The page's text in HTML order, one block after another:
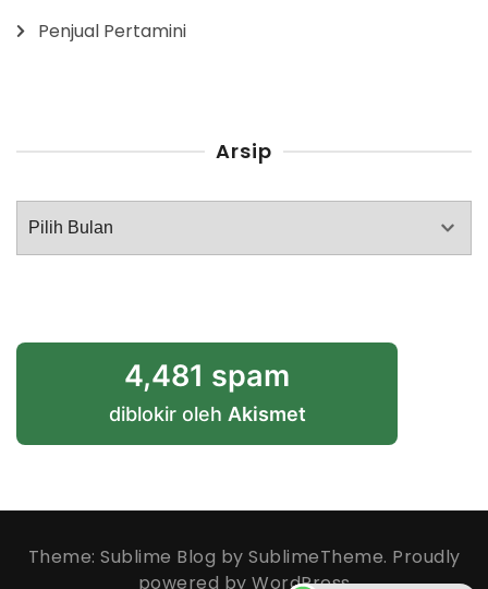
Penjual Pertamini
Arsip
Arsip
4,481 spam
diblokir oleh Akismet
Theme: Sublime Blog by SublimeTheme. Proudly
powered by WordPress